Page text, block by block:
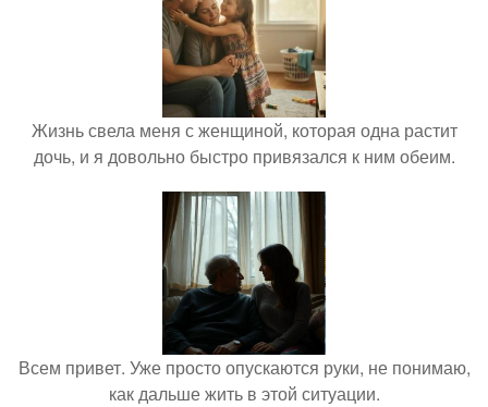
Жизнь свела меня с женщиной, которая одна растит
дочь, и я довольно быстро привязался к ним обеим.
Всем привет. Уже просто опускаются руки, не понимаю,
как дальше жить в этой ситуации.